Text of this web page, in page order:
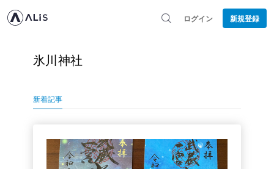
ログイン 新規登録
氷川神社
新着記事